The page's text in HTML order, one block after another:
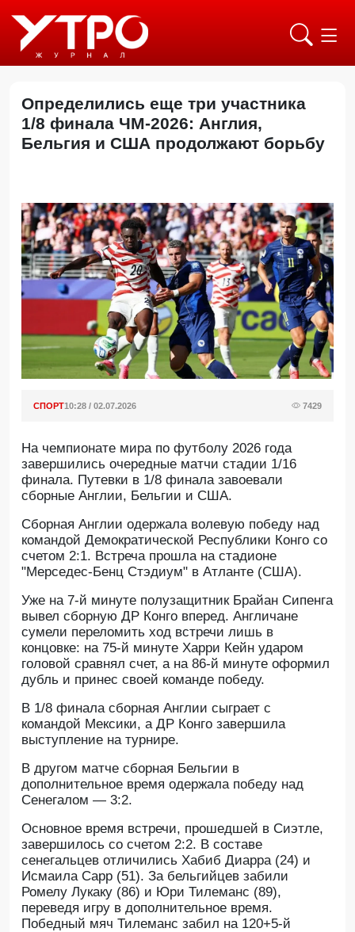
Определились еще три участника
1/8 финала ЧМ-2026: Англия,
Бельгия и США продолжают борьбу
СПОРТ10:28 / 02.07.2026 7429
На чемпионате мира по футболу 2026 года
завершились очередные матчи стадии 1/16
финала. Путевки в 1/8 финала завоевали
сборные Англии, Бельгии и США.
Сборная Англии одержала волевую победу над
командой Демократической Республики Конго со
счетом 2:1. Встреча прошла на стадионе
"Мерседес-Бенц Стэдиум" в Атланте (США).
Уже на 7-й минуте полузащитник Брайан Сипенга
вывел сборную ДР Конго вперед. Англичане
сумели переломить ход встречи лишь в
концовке: на 75-й минуте Харри Кейн ударом
головой сравнял счет, а на 86-й минуте оформил
дубль и принес своей команде победу.
В 1/8 финала сборная Англии сыграет с
командой Мексики, а ДР Конго завершила
выступление на турнире.
В другом матче сборная Бельгии в
дополнительное время одержала победу над
Сенегалом — 3:2.
Основное время встречи, прошедшей в Сиэтле,
завершилось со счетом 2:2. В составе
сенегальцев отличились Хабиб Диарра (24) и
Исмаила Сарр (51). За бельгийцев забили
Ромелу Лукаку (86) и Юри Тилеманс (89),
переведя игру в дополнительное время.
Победный мяч Тилеманс забил на 120+5-й